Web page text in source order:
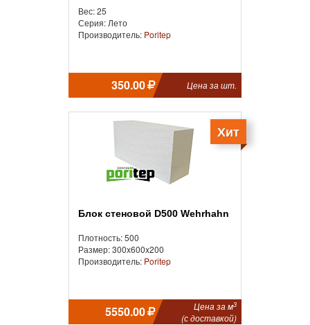
Вес: 25
Серия: Лето
Производитель: Poritep
350.00 Цена за шт.
Хит
Блок стеновой D500 Wehrhahn
Плотность: 500
Размер: 300x600x200
Производитель: Poritep
5550.00 Цена за м3
(с доставкой)